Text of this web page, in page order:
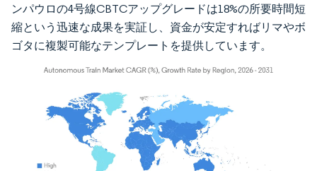
ンパウロの4号線CBTCアップグレードは18%の所要時間短
縮という迅速な成果を実証し、資金が安定すればリマやボ
ゴタに複製可能なテンプレートを提供しています。